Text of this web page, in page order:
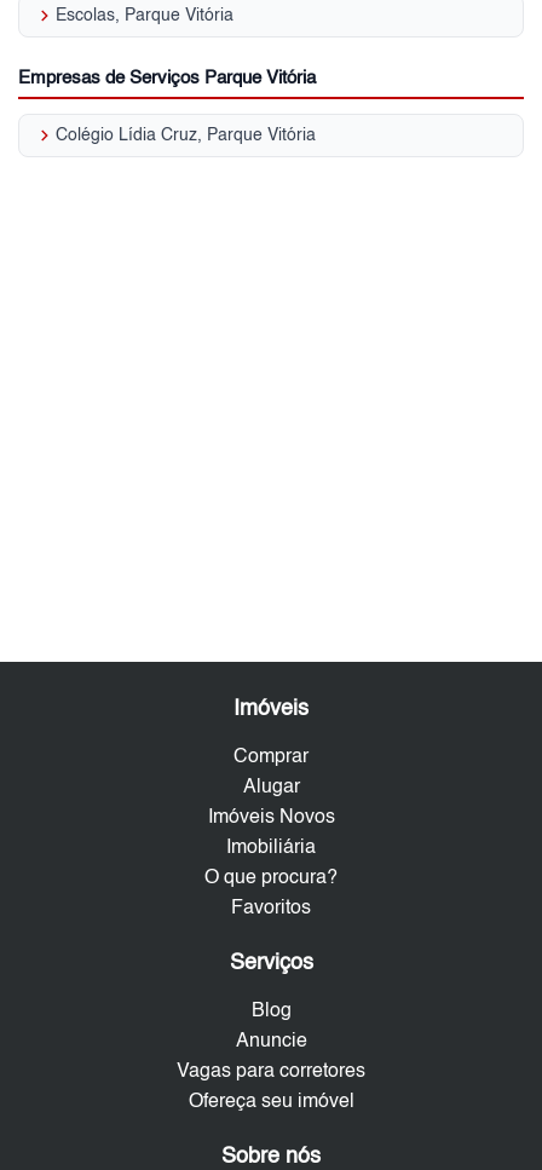
keyboard_arrow_right Escolas, Parque Vitória
Empresas de Serviços Parque Vitória
keyboard_arrow_right Colégio Lídia Cruz, Parque Vitória
Imóveis
Comprar
Alugar
Imóveis Novos
Imobiliária
O que procura?
Favoritos
Serviços
Blog
Anuncie
Vagas para corretores
Ofereça seu imóvel
Sobre nós